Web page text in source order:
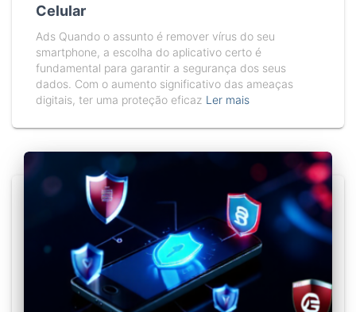
Celular
Ads Quando o assunto é remover vírus do seu
smartphone, a escolha do aplicativo certo é
fundamental para garantir a segurança dos seus
dados. Com o aumento significativo das ameaças
digitais, ter uma proteção eficaz Ler mais